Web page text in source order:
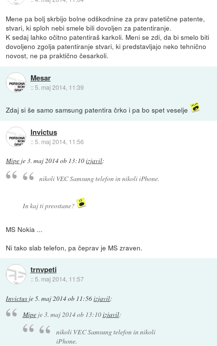
Mene pa bolj skrbijo bolne odškodnine za prav patetične patente,
stvari, ki sploh nebi smele bili dovoljen za patentiranje.
K sedaj lahko očitno patentiraš karkoli. Meni se zdi, da bi smelo biti
dovoljeno zgolja patentiranje stvari, ki predstavljajo neko tehnično
novost, ne pa praktično česarkoli.
Mesar
:: 5. maj 2014, 11:39
Zdaj si še samo samsung patentira črko i pa bo spet veselje
Invictus
::5. maj 2014, 11:56
Mipe je3. maj 2014 ob 13:10izjavil:
nikoli VEC Samsung telefon in nikoli iPhone.
In kaj ti preostane?
MS Nokia ...
Ni tako slab telefon, pa čeprav je MS zraven.
trnvpeti
:: 5. maj 2014, 11:57
Invictus je5. maj 2014 ob 11:56izjavil:
Mipeje3. maj 2014 ob 13:10izjavil:
nikoli VEC Samsung telefon in nikoli
iPhone.